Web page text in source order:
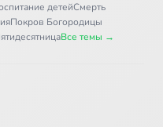
детейСмерть
Покров Богородицы
Все темы →